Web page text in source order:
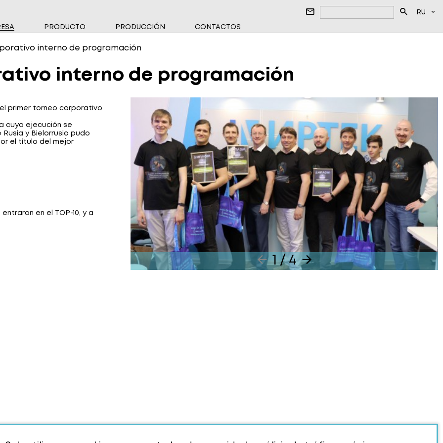
RU
PRODUCTO
DE ENERGÍA ELÉCTRICA MONOFÁSICOS
DE ENERGÍA ELÉCTRICA TRIFÁSICOS
DE AGUA
DE GAS
DE TRANSMISIÓN DE DATOS
PRODUCCIÓN CONTACTOS
interno de programación
interno de programación
el primer torneo corporativo
cuya ejecución se
y Bielorrusia pudo
el título del mejor
en el TOP-10, y a
1 / 4